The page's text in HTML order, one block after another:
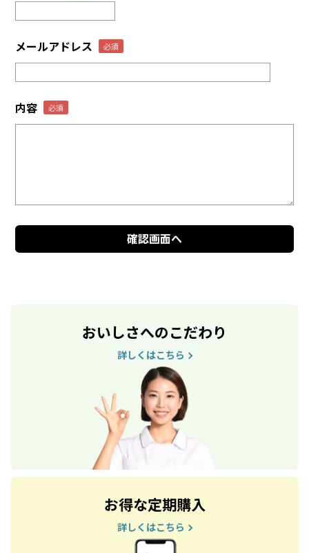
メールアドレス
内容
おいしさへのこだわり
詳しくはこちら
お得な定期購入
詳しくはこちら